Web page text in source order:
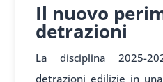
Il nuovo
detrazioni
La disciplina 2025-
detrazioni edilizie in